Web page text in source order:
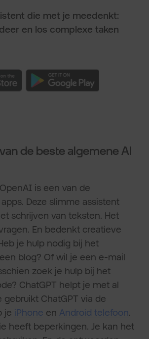
die met je meedenkt:
en los complexe taken
van de beste algemene AI
is een van de
Deze slimme assistent
schrijven van teksten. Het
En bedenkt creatieve
je hulp nodig bij het
blog? Of wil je een e-mail
zoek je hulp bij het
ChatGPT helpt je met al
gebruikt ChatGPT via de
je iPhone en Android telefoon.
heeft beperkingen. Je kan het